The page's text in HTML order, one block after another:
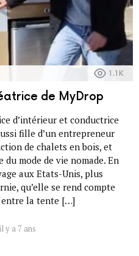
1.1K
de MyDrop
d’intérieur et conductrice
fille d’un entrepreneur
de chalets en bois, et
mode de vie nomade. En
aux Etats-Unis, plus
qu’elle se rend compte
entre la tente […]
il y a 7 ans